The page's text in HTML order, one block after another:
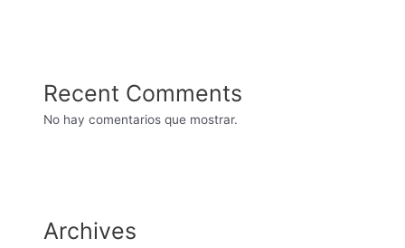
Recent Comments
No hay comentarios que mostrar.
Archives